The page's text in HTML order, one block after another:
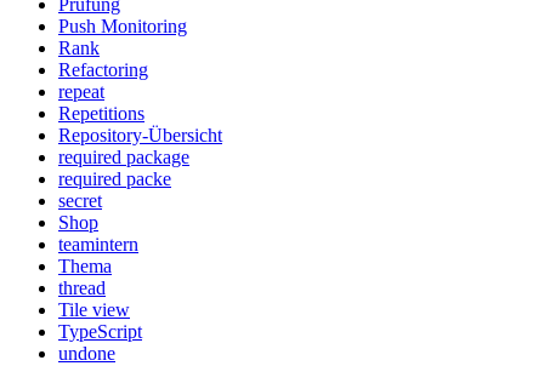
Prüfung
Push Monitoring
Rank
Refactoring
repeat
Repetitions
Repository-Übersicht
required package
required packe
secret
Shop
teamintern
Thema
thread
Tile view
TypeScript
undone